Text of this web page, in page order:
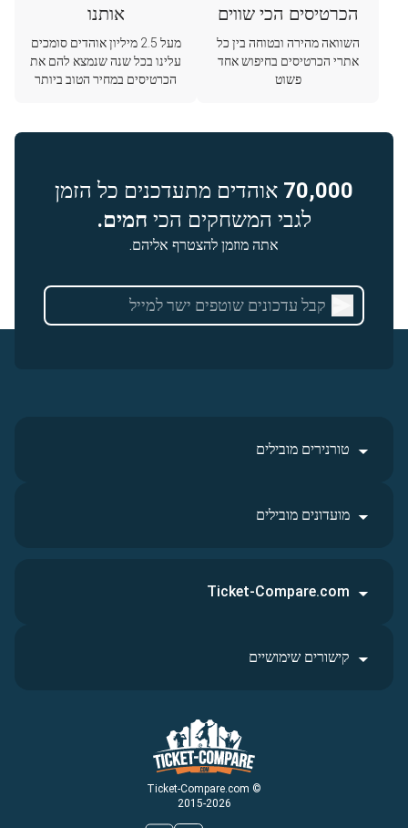
הכרטיסים הכי שווים
השוואה מהירה ובטוחה בין כל
אתרי הכרטיסים בחיפוש אחד
פשוט
אותנו
מעל 2.5 מיליון אוהדים סומכים
עלינו בכל שנה שנמצא להם את
הכרטיסים במחיר הטוב ביותר
70,000 אוהדים מתעדכנים כל הזמן
לגבי המשחקים הכי חמים.
אתה מוזמן להצטרף אליהם.
טורנירים מובילים
מועדונים מובילים
© Ticket-Compare.com
2015-2026
Ticket-Compare.com
קישורים שימושיים